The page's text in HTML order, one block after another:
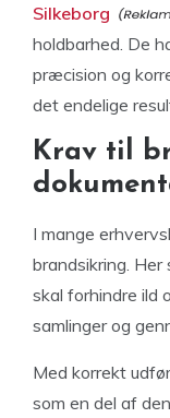
Silkeborg
holdbarhed. De
præcision og
det endelige
Krav til
I mange
brandsikring. Her
skal forhindre ild
samlinger og
Med korrekt
som en del af